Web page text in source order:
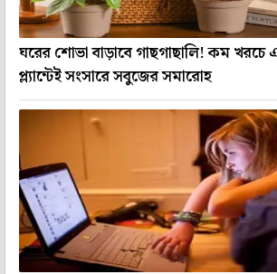
ঘরের শোভা বাড়াবে গাছগাছালি! কম খরচে
প্ল্যান্টেই সংসারে সবুজের সমারোহ